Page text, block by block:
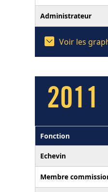
Administrateur
Voir les
2011
Fonction
Echevin
Membre